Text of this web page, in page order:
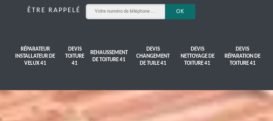
ÊTRE RAPPELÉ
RÉPARATEUR
INSTALLATEUR DE
VELUX 41
DEVIS
TOITURE
41
REHAUSSEMENT
DE TOITURE 41
DEVIS
CHANGEMENT
DE TUILE 41
DEVIS
NETTOYAGE DE
TOITURE 41
DEVIS
RÉPARATION DE
TOITURE 41